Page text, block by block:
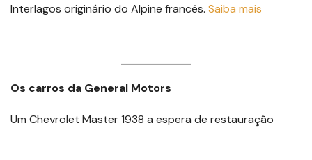
Interlagos originário do Alpine francês. Saiba mais
Os carros da General Motors
Um Chevrolet Master 1938 a espera de restauração